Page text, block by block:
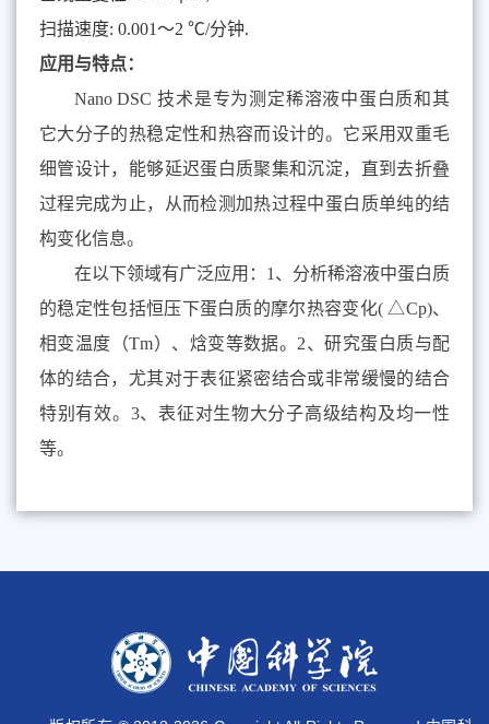
扫描速度: 0.001～2 ℃/分钟.
应用与特点：
Nano DSC技术是专为测定稀溶液中蛋白质和其
它大分子的热稳定性和热容而设计的。它采用双重毛
细管设计，能够延迟蛋白质聚集和沉淀，直到去折叠
过程完成为止，从而检测加热过程中蛋白质单纯的结
构变化信息。
在以下领域有广泛应用： 1 、分析稀溶液中蛋白质
的稳定性包括恒压下蛋白质的摩尔热容变化( △Cp)、
相变温度（Tm）、焓变等数据。 2、研究蛋白质与配
体的结合，尤其对于表征紧密结合或非常缓慢的结合
特别有效。 3、表征对生物大分子高级结构及均一性
等。